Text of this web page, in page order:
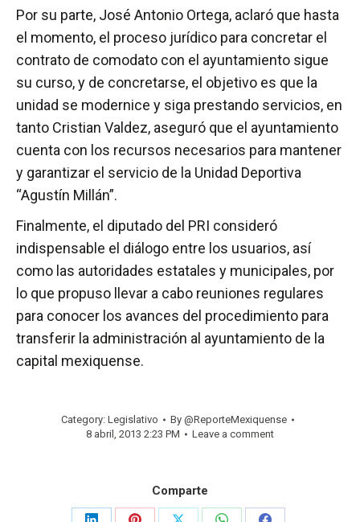
Por su parte, José Antonio Ortega, aclaró que hasta
el momento, el proceso jurídico para concretar el
contrato de comodato con el ayuntamiento sigue
su curso, y de concretarse, el objetivo es que la
unidad se modernice y siga prestando servicios, en
tanto Cristian Valdez, aseguró que el ayuntamiento
cuenta con los recursos necesarios para mantener
y garantizar el servicio de la Unidad Deportiva
“Agustín Millán”.
Finalmente, el diputado del PRI consideró
indispensable el diálogo entre los usuarios, así
como las autoridades estatales y municipales, por
lo que propuso llevar a cabo reuniones regulares
para conocer los avances del procedimiento para
transferir la administración al ayuntamiento de la
capital mexiquense.
Category: Legislativo By @ReporteMexiquense
8 abril, 2013 2:23 PM
Leave a comment
Comparte